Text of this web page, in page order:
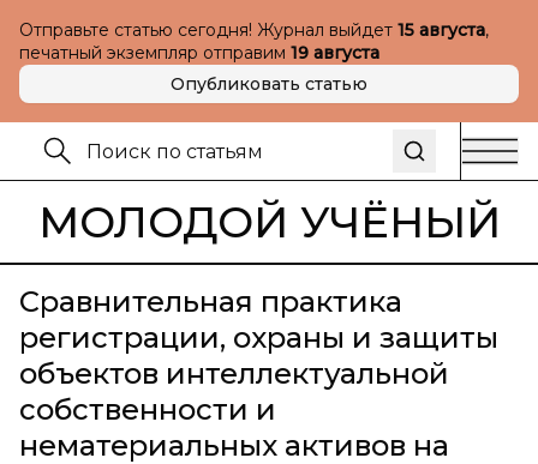
Отправьте статью сегодня! Журнал выйдет 15 августа,
печатный экземпляр отправим 19 августа
Опубликовать статью
МОЛОДОЙ УЧЁНЫЙ
Сравнительная практика
регистрации, охраны и защиты
объектов интеллектуальной
собственности и
нематериальных активов на